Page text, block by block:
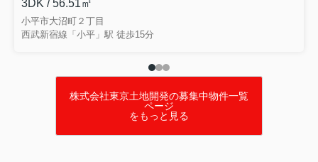
3DK / 56.51㎡
小平市大沼町２丁目
西武新宿線「小平」駅 徒歩15分
株式会社東京土地開発の募集中物件一覧
ページ
をもっと見る